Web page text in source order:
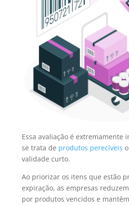
Essa avaliação é extremamente
se trata de produtos perecíveis
validade curto.
Ao priorizar os itens que estão
expiração, as empresas
por produtos vencidos e